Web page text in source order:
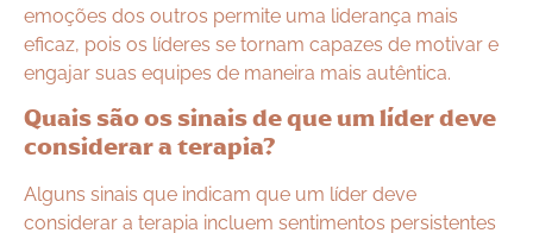
emoções dos outros permite uma liderança mais
eficaz, pois os líderes se tornam capazes de motivar e
engajar suas equipes de maneira mais autêntica.
Quais são os sinais de que um líder deve
considerar a terapia?
Alguns sinais que indicam que um líder deve
considerar a terapia incluem sentimentos persistentes